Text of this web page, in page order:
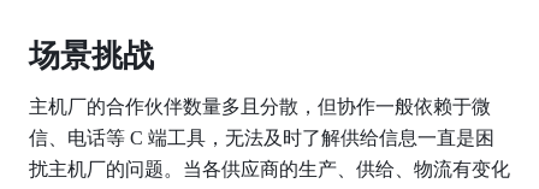
场景挑战
主机厂的合作伙伴数量多且分散，但协作一般依赖于微
信、电话等 C 端工具，无法及时了解供给信息一直是困
扰主机厂的问题。当各供应商的生产、供给、物流有变化